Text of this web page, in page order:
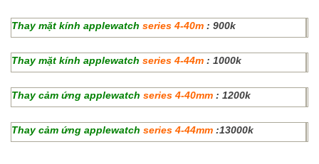
Thay mặt kính applewatch series 4-40m : 900k
Thay mặt kính applewatch series 4-44m : 1000k
Thay cảm ứng applewatch series 4-40mm : 1200k
Thay cảm ứng applewatch series 4-44mm :13000k